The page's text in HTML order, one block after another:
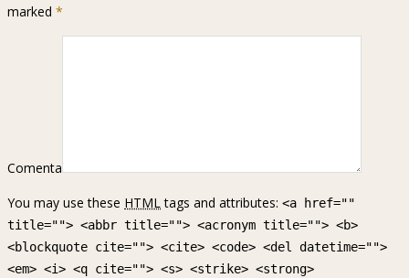
marked *
Comenta
You may use these HTMLtags and attributes: <a href=""
title=""> <abbr title=""> <acronym title=""> <b>
<blockquote cite=""> <cite> <code> <del datetime="">
<em> <i> <q cite=""> <s> <strike> <strong>